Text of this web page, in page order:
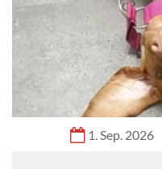
1. Sep. 2026